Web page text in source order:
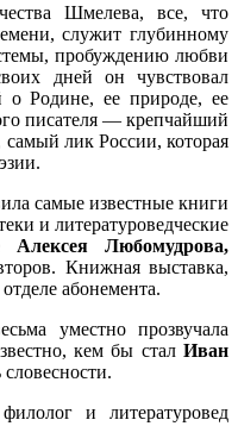
Шмелева, все, что
служит глубинному
пробуждению любви
дней он чувствовал
Родине, ее природе, ее
писателя — крепчайший
лик России, которая
самые известные книги
и литературоведческие
Алексея Любомудрова,
Книжная выставка,
абонемента.
уместно прозвучала
кем бы стал Иван
и литературовед